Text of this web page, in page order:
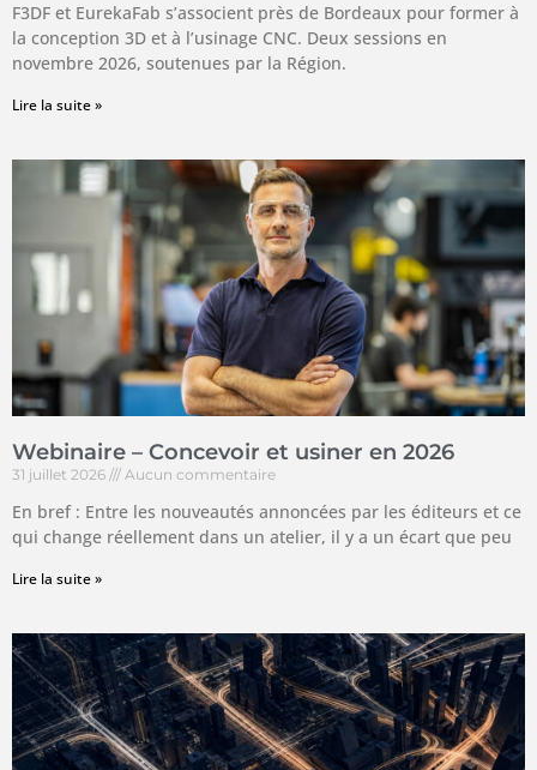
F3DF et EurekaFab s’associent près de Bordeaux pour former à
la conception 3D et à l’usinage CNC. Deux sessions en
novembre 2026, soutenues par la Région.
Lire la suite »
Webinaire – Concevoir et usiner en 2026
31 juillet 2026 Aucun commentaire
En bref : Entre les nouveautés annoncées par les éditeurs et ce
qui change réellement dans un atelier, il y a un écart que peu
Lire la suite »